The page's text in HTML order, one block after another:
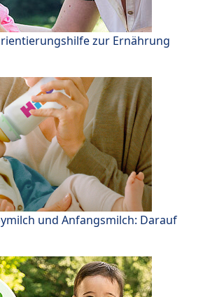
zur Ernährung
und Anfangsmilch: Darauf